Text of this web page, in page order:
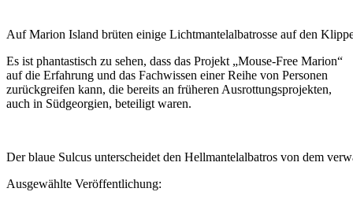
Auf Marion Island brüten einige Lichtmantelalbatrosse auf den
Es ist phantastisch zu sehen, dass das Projekt „Mouse-Free Marion“
auf die Erfahrung und das Fachwissen einer Reihe von Personen
zurückgreifen kann, die bereits an früheren Ausrottungsprojekten,
auch in Südgeorgien, beteiligt waren.
Der blaue Sulcus unterscheidet den Hellmantelalbatros von dem
Ausgewählte Veröffentlichung: